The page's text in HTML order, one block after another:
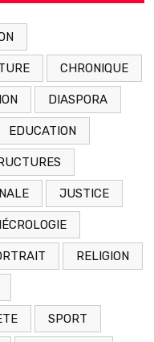
CHRONIQUE
DIASPORA
EDUCATION
JUSTICE
RELIGION
SPORT